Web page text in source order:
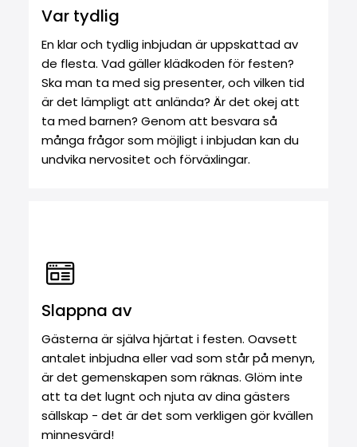
Var tydlig
En klar och tydlig inbjudan är uppskattad av
de flesta. Vad gäller klädkoden för festen?
Ska man ta med sig presenter, och vilken tid
är det lämpligt att anlända? Är det okej att
ta med barnen? Genom att besvara så
många frågor som möjligt i inbjudan kan du
undvika nervositet och förväxlingar.
Slappna av
Gästerna är själva hjärtat i festen. Oavsett
antalet inbjudna eller vad som står på menyn,
är det gemenskapen som räknas. Glöm inte
att ta det lugnt och njuta av dina gästers
sällskap - det är det som verkligen gör kvällen
minnesvärd!